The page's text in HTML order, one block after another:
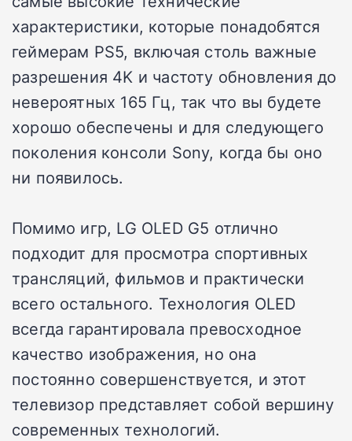
характеристики, которые понадобятся
геймерам PS5, включая столь важные
разрешения 4K и частоту обновления до
невероятных 165 Гц, так что вы будете
хорошо обеспечены и для следующего
поколения консоли Sony, когда бы оно
ни появилось.
Помимо игр, LG OLED G5 отлично
подходит для просмотра спортивных
трансляций, фильмов и практически
всего остального. Технология OLED
всегда гарантировала превосходное
качество изображения, но она
постоянно совершенствуется, и этот
телевизор представляет собой вершину
современных технологий.